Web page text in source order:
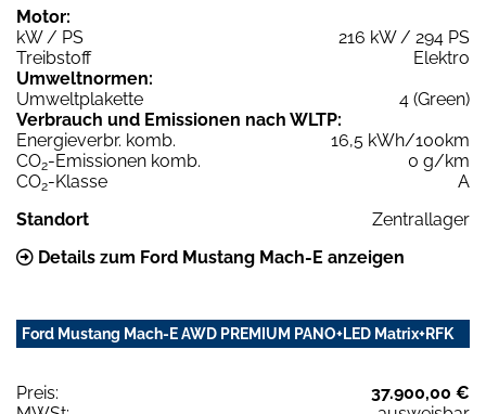
Motor:
kW / PS
216 kW / 294 PS
Treibstoff
Elektro
Umweltnormen:
Umweltplakette
4 (Green)
Verbrauch und Emissionen nach WLTP:
Energieverbr. komb.
16,5 kWh/100km
CO2-Emissionen komb.
0 g/km
CO2-Klasse
A
Standort
Zentrallager
Details zum Ford Mustang Mach-E anzeigen
Ford Mustang Mach-E AWD PREMIUM PANO+LED Matrix+RFK
Preis:
37.900,00 €